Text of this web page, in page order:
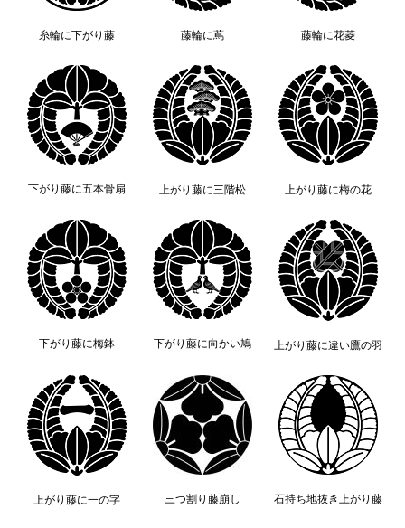
糸輪に下がり藤 藤輪に蔦 藤輪に花菱
下がり藤に五本骨扇 上がり藤に三階松 上がり藤に梅の花
下がり藤に梅鉢 下がり藤に向かい鳩 上がり藤に違い鷹の羽
上がり藤に一の字 三つ割り藤崩し 石持ち地抜き上がり藤